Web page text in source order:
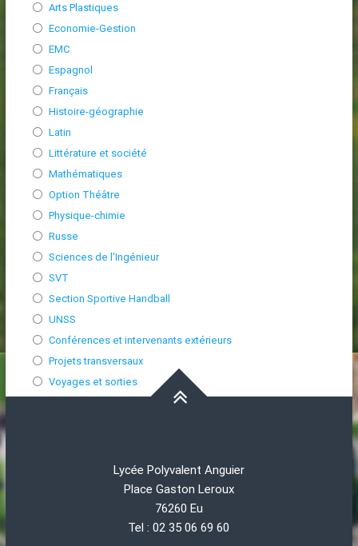
Arts Plastiques
Economie-Gestion
EMC
Espagnol
Français
Histoire-géographie
Latin
Littérature et société
Mathématiques
Option Théâtre
Physique-chimie
Russe
Sciences de l’Ingénieur
SVT
Section Sportive Handball
UNSS
Conférences et intervenants extérieurs
Projets transversaux
Voyages et sorties
Lycée Polyvalent Anguier
Place Gaston Leroux
76260 Eu
Tel : 02 35 06 69 60